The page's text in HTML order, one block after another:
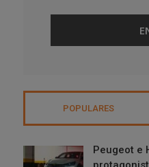
POPULARES
Peugeot e